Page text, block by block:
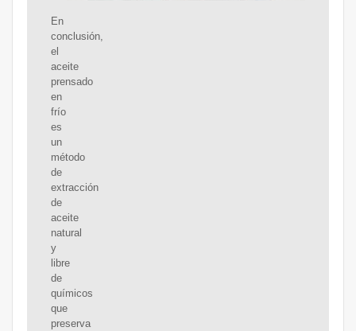
En
conclusión,
el
aceite
prensado
en
frío
es
un
método
de
extracción
de
aceite
natural
y
libre
de
químicos
que
preserva